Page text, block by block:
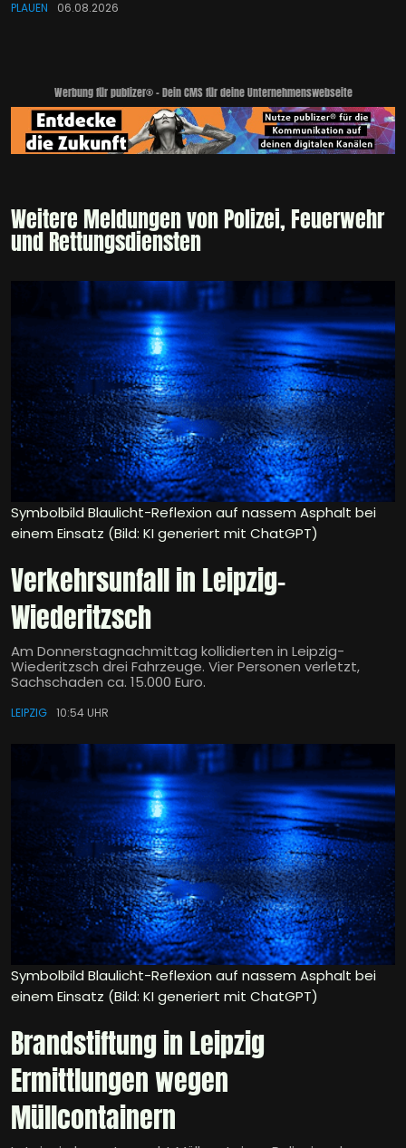
PLAUEN 06.08.2026
Werbung für publizer® - Dein CMS für deine Unternehmenswebseite
Weitere Meldungen von Polizei, Feuerwehr
und Rettungsdiensten
Symbolbild Blaulicht-Reflexion auf nassem Asphalt bei
einem Einsatz (Bild: KI generiert mit ChatGPT)
Verkehrsunfall in Leipzig-
Wiederitzsch
Am Donnerstagnachmittag kollidierten in Leipzig-
Wiederitzsch drei Fahrzeuge. Vier Personen verletzt,
Sachschaden ca. 15.000 Euro.
LEIPZIG 10:54 UHR
Symbolbild Blaulicht-Reflexion auf nassem Asphalt bei
einem Einsatz (Bild: KI generiert mit ChatGPT)
Brandstiftung in Leipzig
Ermittlungen wegen
Müllcontainern